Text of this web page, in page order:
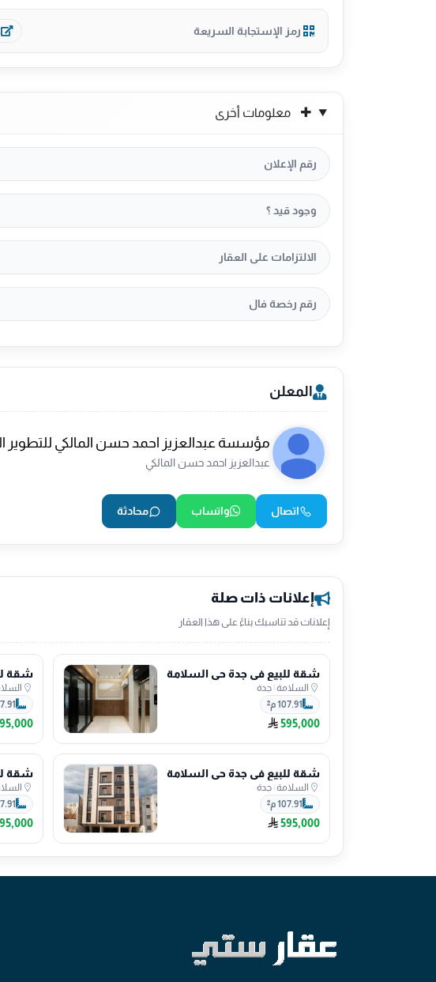
رمز الإستجابة السريعة
معلومات أخرى
رقم الإعلان
وجود قيد ؟
الالتزامات على العقار
رقم رخصة فال
المعلن
مؤسسة عبدالعزيز احمد حسن المالكي للتطوير
عبدالعزيز احمد حسن المالكي
اتصال واتساب محادثة
إعلانات ذات صلة
إعلانات قد تناسبك بناءً على هذا العقار
شقة للبيع في جدة حي السلامة
السلامة| جدة
107.91 م²
595,000
شقة
شقة للبيع في جدة حي السلامة
السلامة| جدة
107.91 م²
595,000
شقة